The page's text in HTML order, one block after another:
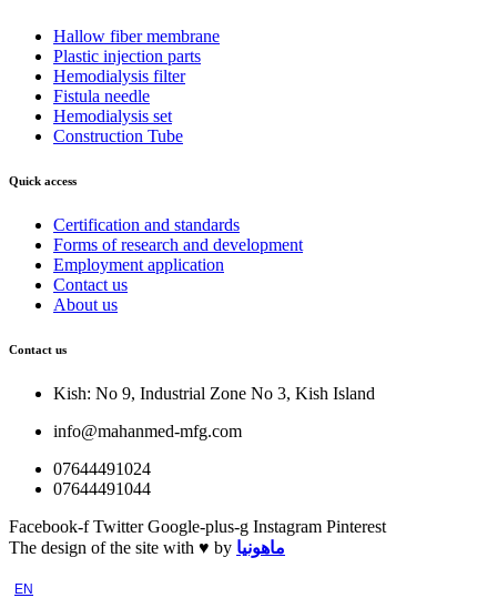
Hallow fiber membrane
Plastic injection parts
Hemodialysis filter
Fistula needle
Hemodialysis set
Construction Tube
Quick access
Certification and standards
Forms of research and development
Employment application
Contact us
About us
Contact us
Kish: No 9, Industrial Zone No 3, Kish Island
info@mahanmed-mfg.com
07644491024
07644491044
Facebook-f Twitter Google-plus-g Instagram Pinterest
The design of the site with ♥️ by ماهونیا
EN